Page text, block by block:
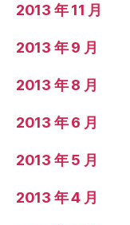
2013 年 11 月
2013 年 9 月
2013 年 8 月
2013 年 6 月
2013 年 5 月
2013 年 4 月